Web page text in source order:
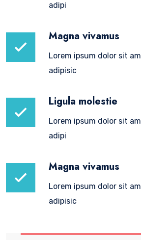
adipi
Magna vivamus
Lorem ipsum dolor sit
adipisic
Ligula molestie
Lorem ipsum dolor sit
adipi
Magna vivamus
Lorem ipsum dolor sit
adipisic